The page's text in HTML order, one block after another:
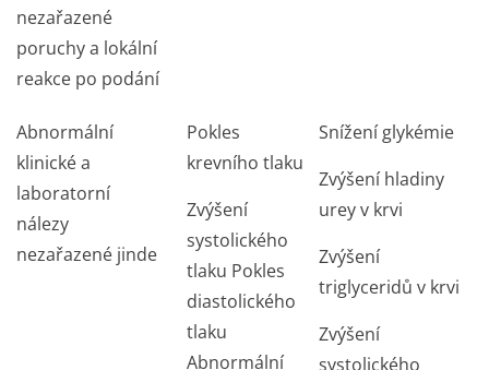
nezařazené
poruchy a lokální
reakce po podání
Abnormální
klinické a
laboratorní
nálezy
nezařazené jinde
Pokles
krevního tlaku
Zvýšení
systolického
tlaku Pokles
diastolického
tlaku
Abnormální
Snížení glykémie
Zvýšení hladiny
urey v krvi
Zvýšení
triglyceridů v krvi
Zvýšení
systolického